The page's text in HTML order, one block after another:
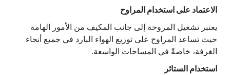
الاعتماد على استخدام المراوح
يعتبر تشغيل المروحة إلى جانب المكيف من الأمور الهامة
حيث تساعد المراوح على توزيع الهواء البارد في جميع أنحاء
الغرفة، خاصةً في المساحات الواسعة.
استخدام الستائر